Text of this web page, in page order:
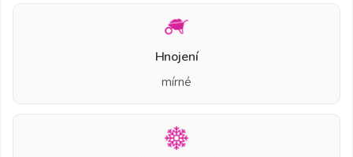
Hnojení
mírné